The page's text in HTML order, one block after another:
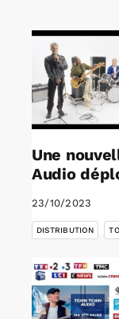
Rechercher:
Annonces
Une
Audio
23/10/2023
DISTRIBUTION